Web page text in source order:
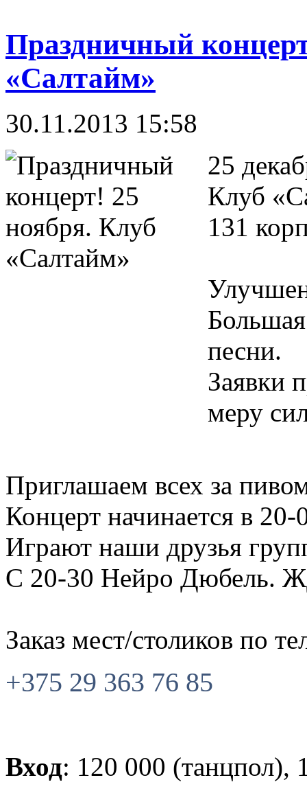
Праздничный
«Салтайм»
30.11.2013 15:58
25
Клуб
131
песни.
Заявки
меру
Приглашаем всех за
Концерт начинается в 20-
Играют наши друзья
С 20-30 Нейро Дюбель.
Заказ мест/столиков по
+375 29 363 76 85
Вход: 120 000 (танцпол),